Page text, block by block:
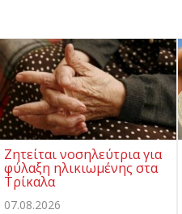
Ζητείται νοσηλεύτρια για
φύλαξη ηλικιωμένης στα
Τρίκαλα
07.08.2026